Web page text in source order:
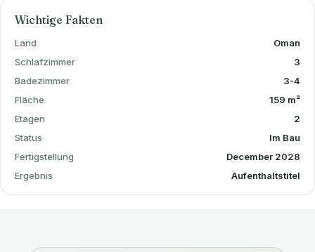
Wichtige Fakten
Land
Oman
Schlafzimmer
3
Badezimmer
3-4
Fläche
159 m²
Etagen
2
Status
Im Bau
Fertigstellung
December 2028
Ergebnis
Aufenthaltstitel